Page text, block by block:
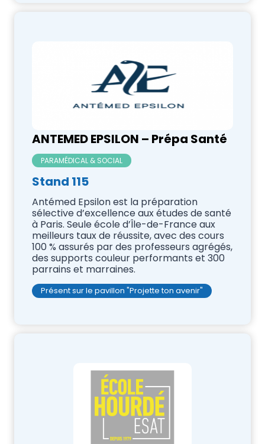
ANTEMED EPSILON – Prépa Santé
PARAMÉDICAL & SOCIAL
Stand 115
Antémed Epsilon est la préparation
sélective d’excellence aux études de santé
à Paris. Seule école d’Île-de-France aux
meilleurs taux de réussite, avec des cours
100 % assurés par des professeurs agrégés,
des supports couleur performants et 300
parrains et marraines.
Présent sur le pavillon "Projette ton avenir"